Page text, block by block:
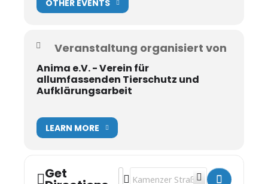
OTHER EVENTS
Veranstaltung organisiert von
Anima e.V. - Verein für
allumfassenden Tierschutz und
Aufklärungsarbeit
LEARN MORE
Get Address - Aktivensitzung []
Destination Address -